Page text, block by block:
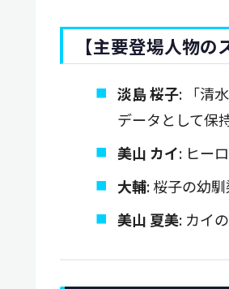
【主要登場人物の
淡島 桜子: 「清
データとして保
美山 カイ: ヒー
大輔: 桜子の幼
美山 夏美: カイ